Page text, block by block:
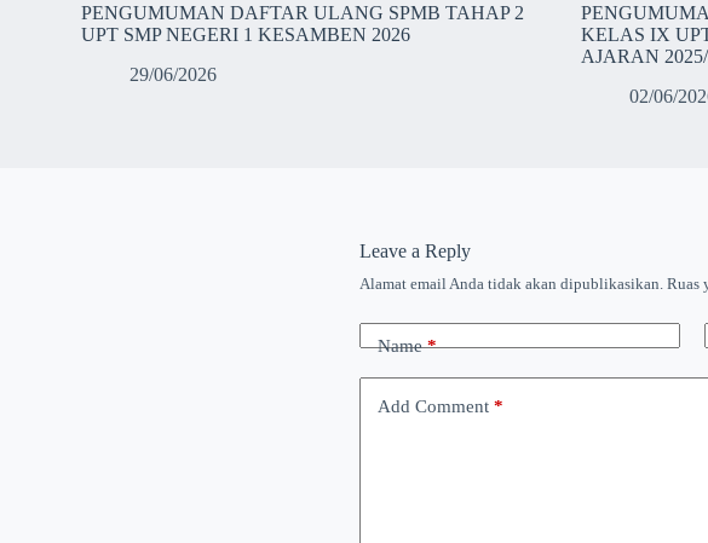
PENGUMUMAN DAFTAR ULANG SPMB TAHAP 2
UPT SMP NEGERI 1 KESAMBEN 2026
29/06/2026
KELAS IX
AJARAN
02/06/
Leave a Reply
Alamat email Anda tidak akan dipublikasikan. Ruas
Name*
Add Comment *